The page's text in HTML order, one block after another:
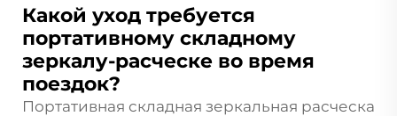
Какой уход требуется
портативному складному
зеркалу-расческе во время
поездок?
Портативная складная зеркальная расческа